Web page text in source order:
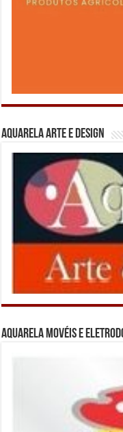
Aquarela Arte e Design
Aquarela Movéis e